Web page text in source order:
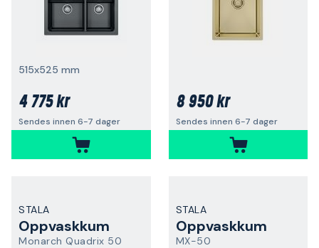
515x525 mm
4 775 kr
Sendes innen 6-7 dager
8 950 kr
Sendes innen 6-7 dager
STALA
Oppvaskkum
Monarch Quadrix 50
STALA
Oppvaskkum
MX-50